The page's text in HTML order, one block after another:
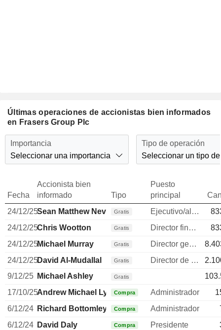
Últimas operaciones de accionistas bien informados
en Frasers Group Plc
Importancia
Seleccionar una importancia
Tipo de operación
Seleccionar un tipo
Fecha
Accionista bien
informado
Tipo
Puesto
principal
24/12/25Sean Matthew Nevitt Gratis Ejecutivo/alto directivo
24/12/25Chris Wootton Gratis Director financiero
24/12/25Michael Murray Gratis Director general
24/12/25David Al-Mudallal Gratis Director de operaciones
9/12/25 Michael Ashley Gratis
17/10/25Andrew Michael LyonCompra Administrador
6/12/24 Richard Bottomley Compra Administrador
6/12/24 David Daly Compra Presidente